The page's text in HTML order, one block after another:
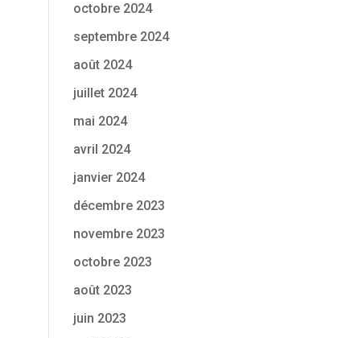
octobre 2024
septembre 2024
août 2024
juillet 2024
mai 2024
avril 2024
janvier 2024
décembre 2023
novembre 2023
octobre 2023
août 2023
juin 2023